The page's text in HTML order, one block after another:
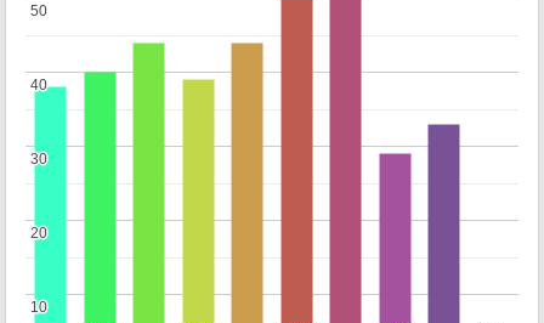
10
10
20
20
30
30
40
40
50
50